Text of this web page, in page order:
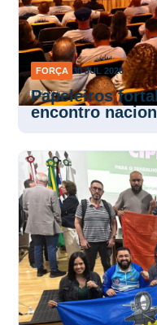
FORÇA 30 JUL 2026
Papeleiros
encontro